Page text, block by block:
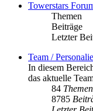
Towerstars
Themen
Beiträge
Letzter
Team /
In diesem
das aktuelle
84 Themen
8785